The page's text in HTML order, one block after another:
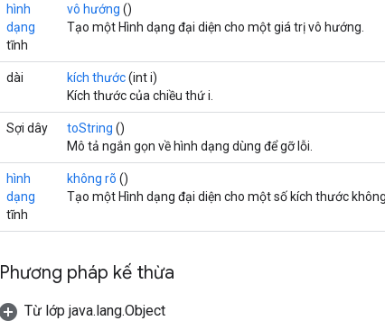
hình
dạng
tĩnh
vô hướng ()
Tạo một Hình dạng đại diện cho một giá trị vô hướng.
dài kích thước(int i)
Kích thước của chiều thứ i.
Sợi dây toString ()
Mô tả ngắn gọn về hình dạng dùng để gỡ lỗi.
hình
dạng
tĩnh
không rõ ()
Tạo một Hình dạng đại diện cho một số kích thước
Phương pháp kế thừa
Từ lớp java.lang.Object